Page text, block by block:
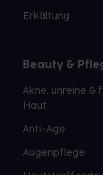
Erkältung
Beauty &
Akne, unreine &
Haut
Anti-Age
Augenpflege